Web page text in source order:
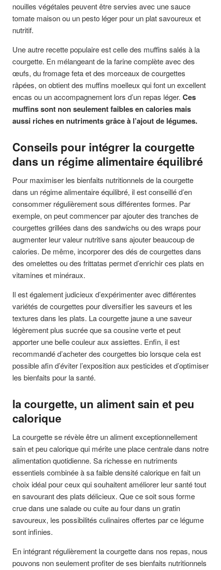
nouilles végétales peuvent être servies avec une sauce
tomate maison ou un pesto léger pour un plat savoureux et
nutritif.
Une autre recette populaire est celle des muffins salés à la
courgette. En mélangeant de la farine complète avec des
œufs, du fromage feta et des morceaux de courgettes
râpées, on obtient des muffins moelleux qui font un excellent
encas ou un accompagnement lors d’un repas léger. Ces
muffins sont non seulement faibles en calories mais
aussi riches en nutriments grâce à l’ajout de légumes.
Conseils pour intégrer la courgette
dans un régime alimentaire équilibré
Pour maximiser les bienfaits nutritionnels de la courgette
dans un régime alimentaire équilibré, il est conseillé d’en
consommer régulièrement sous différentes formes. Par
exemple, on peut commencer par ajouter des tranches de
courgettes grillées dans des sandwichs ou des wraps pour
augmenter leur valeur nutritive sans ajouter beaucoup de
calories. De même, incorporer des dés de courgettes dans
des omelettes ou des frittatas permet d’enrichir ces plats en
vitamines et minéraux.
Il est également judicieux d’expérimenter avec différentes
variétés de courgettes pour diversifier les saveurs et les
textures dans les plats. La courgette jaune a une saveur
légèrement plus sucrée que sa cousine verte et peut
apporter une belle couleur aux assiettes. Enfin, il est
recommandé d’acheter des courgettes bio lorsque cela est
possible afin d’éviter l’exposition aux pesticides et d’optimiser
les bienfaits pour la santé.
la courgette, un aliment sain et peu
calorique
La courgette se révèle être un aliment exceptionnellement
sain et peu calorique qui mérite une place centrale dans notre
alimentation quotidienne. Sa richesse en nutriments
essentiels combinée à sa faible densité calorique en fait un
choix idéal pour ceux qui souhaitent améliorer leur santé tout
en savourant des plats délicieux. Que ce soit sous forme
crue dans une salade ou cuite au four dans un gratin
savoureux, les possibilités culinaires offertes par ce légume
sont infinies.
En intégrant régulièrement la courgette dans nos repas, nous
pouvons non seulement profiter de ses bienfaits nutritionnels